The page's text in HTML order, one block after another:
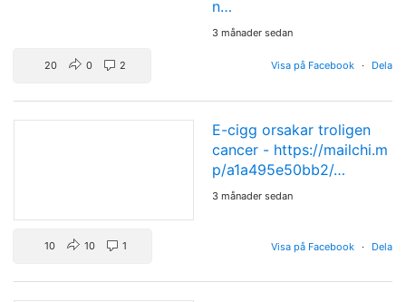
n…
3 månader sedan
Visa på Facebook · Dela
20 0 2
E-cigg orsakar troligen
cancer - https://mailchi.m
p/a1a495e50bb2/…
3 månader sedan
Visa på Facebook · Dela
10 10 1